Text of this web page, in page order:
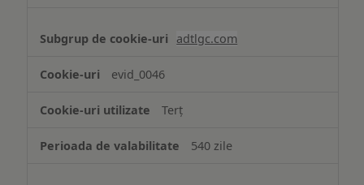
adtlgc.com
evid_0046
Terț
540 zile